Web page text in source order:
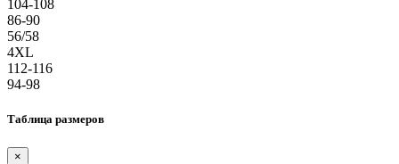
104-108
86-90
56/58
4XL
112-116
94-98
Таблица размеров
×